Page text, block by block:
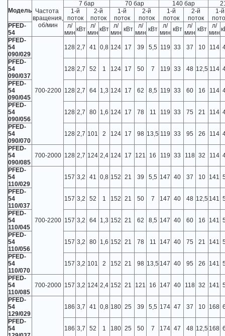
Модель Частота
вращения,
об/мин
7 бар 70 бар 140 бар
1-й
поток
2-й
поток
1-й
поток
2-й
поток
1-й
поток
2-й
поток
1-й
PFED-
54
л/
мин кВт
л/
мин кВт
л/
мин кВт
л/
мин кВт
л/
мин кВт
л/
мин кВт
л/
мин
PFED-
54
090/029
700-2200
128 2,7 41 0,8 124 17 39 5,5 119 33 37 10 114
PFED-
54
090/037
128 2,7 52 1 124 17 50 7 119 33 48 12,5 114
PFED-
54
090/045
128 2,7 64 1,3 124 17 62 8,5 119 33 60 16 114
PFED-
54
090/056
128 2,7 80 1,6 124 17 78 11 119 33 75 21 114
PFED-
54
090/070
128 2,7 101 2 124 17 98 13,5 119 33 95 26 114
PFED-
54
090/085
700-2000 128 2,7 124 2,4 124 17 121 16 119 33 118 32 114
PFED-
54
110/029
700-2200
157 3,2 41 0,8 152 21 39 5,5 147 40 37 10 141
PFED-
54
110/037
157 3,2 52 1 152 21 50 7 147 40 48 12,5 141
PFED-
54
110/045
157 3,2 64 1,3 152 21 62 8,5 147 40 60 16 141
PFED-
54
110/056
157 3,2 80 1,6 152 21 78 11 147 40 75 21 141
PFED-
54
110/070
157 3,2 101 2 152 21 98 13,5 147 40 95 26 141
PFED-
54
110/085
700-2000 157 3,2 124 2,4 152 21 121 16 147 40 118 32 141
PFED-
54
129/029
186 3,7 41 0,8 180 25 39 5,5 174 47 37 10 168
PFED-
54
186 3,7 52 1 180 25 50 7 174 47 48 12,5 168